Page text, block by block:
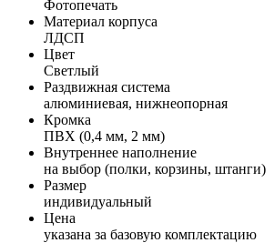
Фотопечать
Материал корпуса
ЛДСП
Цвет
Светлый
Раздвижная система
алюминиевая, нижнеопорная
Кромка
ПВХ (0,4 мм, 2 мм)
Внутреннее наполнение
на выбор (полки, корзины, штанги)
Размер
индивидуальный
Цена
указана за базовую комплектацию